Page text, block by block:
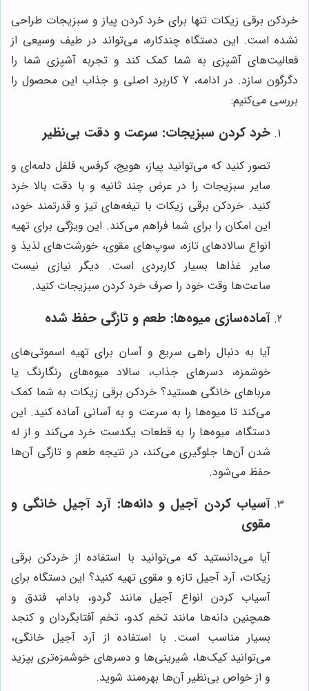
خردکن برقی زیکات تنها برای خرد کردن پیاز و سبزیجات طراحی
نشده است. این دستگاه چندکاره، می‌تواند در طیف وسیعی از
فعالیت‌های آشپزی به شما کمک کند و تجربه آشپزی شما را
دگرگون سازد. در ادامه، 7 کاربرد اصلی و جذاب این محصول را
بررسی می‌کنیم:
خرد کردن سبزیجات: سرعت و دقت بی‌نظیر
تصور کنید که می‌توانید پیاز، هویج، کرفس، فلفل دلمه‌ای و
سایر سبزیجات را در عرض چند ثانیه و با دقت بالا خرد
کنید. خردکن برقی زیکات با تیغه‌های تیز و قدرتمند خود،
این امکان را برای شما فراهم می‌کند. این ویژگی برای تهیه
انواع سالادهای تازه، سوپ‌های مقوی، خورشت‌های لذیذ و
سایر غذاها بسیار کاربردی است. دیگر نیازی نیست
ساعت‌ها وقت خود را صرف خرد کردن سبزیجات کنید.
آماده‌سازی میوه‌ها: طعم و تازگی حفظ شده
آیا به دنبال راهی سریع و آسان برای تهیه اسموتی‌های
خوشمزه، دسرهای جذاب، سالاد میوه‌های رنگارنگ یا
مرباهای خانگی هستید؟ خردکن برقی زیکات به شما کمک
می‌کند تا میوه‌ها را به سرعت و به آسانی آماده کنید. این
دستگاه، میوه‌ها را به قطعات یکدست خرد می‌کند و از له
شدن آن‌ها جلوگیری می‌کند، در نتیجه طعم و تازگی آن‌ها
حفظ می‌شود.
آسیاب کردن آجیل و دانه‌ها: آرد آجیل خانگی و
مقوی
آیا می‌دانستید که می‌توانید با استفاده از خردکن برقی
زیکات، آرد آجیل تازه و مقوی تهیه کنید؟ این دستگاه برای
آسیاب کردن انواع آجیل مانند گردو، بادام، فندق و
همچنین دانه‌ها مانند تخم کدو، تخم آفتابگردان و کنجد
بسیار مناسب است. با استفاده از آرد آجیل خانگی،
می‌توانید کیک‌ها، شیرینی‌ها و دسرهای خوشمزه‌تری بپزید
و از خواص بی‌نظیر آن‌ها بهره‌مند شوید.